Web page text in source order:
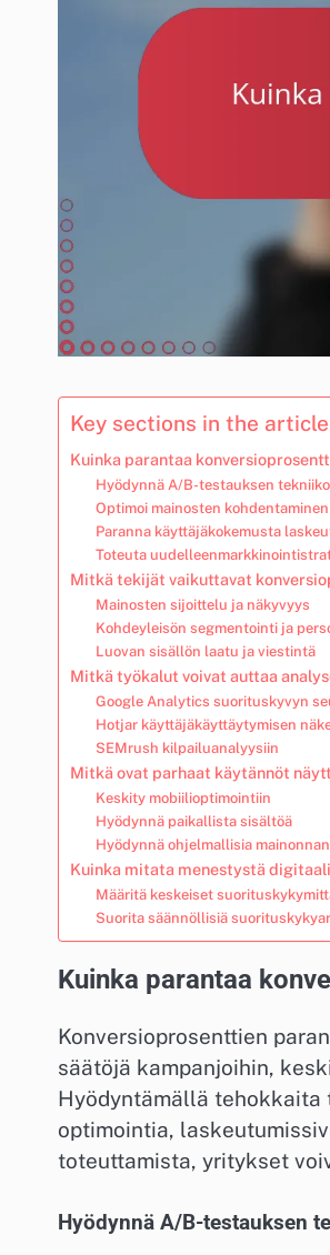
Key sections in the
Kuinka parantaa
Hyödynnä A/B-testauksen
Optimoi mainosten
Paranna käyttäjäkokemusta
Toteuta
Mitkä tekijät vaikuttavat
Mainosten sijoittelu ja näkyvyys
Kohdeyleisön segmentointi ja
Luovan sisällön laatu ja viestintä
Mitkä työkalut voivat auttaa
Google Analytics suorituskyvyn
Hotjar käyttäjäkäyttäytymisen
SEMrush kilpailuanalyysiin
Mitkä ovat parhaat käytännöt
Keskity mobiilioptimointiin
Hyödynnä paikallista sisältöä
Hyödynnä ohjelmallisia
Kuinka mitata menestystä
Määritä keskeiset
Suorita säännöllisiä
Kuinka parantaa
Konversioprosenttien
säätöjä kampanjoihin,
Hyödyntämällä tehokkaita
optimointia,
toteuttamista, yritykset
Hyödynnä A/B-testauksen